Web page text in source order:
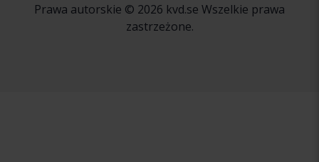
Prawa autorskie © 2026 kvd.se Wszelkie prawa
zastrzeżone.